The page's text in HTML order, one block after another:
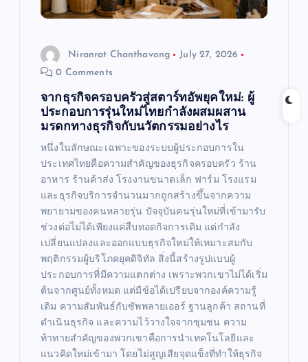
Niranrat Chanthavong
July 27, 2026
0 Comments
จากธุรกิจครอบครัวสู่สตาร์ทอัพยุคใหม่: ผู้
ประกอบการรุ่นใหม่ไทยกำลังผสมผสาน
มรดกทางธุรกิจกับนวัตกรรมอย่างไร
หนึ่งในลักษณะเฉพาะของระบบผู้ประกอบการใน
ประเทศไทยคือความสำคัญของธุรกิจครอบครัว ร้าน
อาหาร ร้านค้าส่ง โรงงานขนาดเล็ก ฟาร์ม โรงแรม
และธุรกิจบริการจำนวนมากถูกสร้างขึ้นจากความ
พยายามของคนหลายรุ่น ปัจจุบันคนรุ่นใหม่ที่เข้ามารับ
ช่วงต่อไม่ได้เพียงแค่สืบทอดกิจการเดิม แต่กำลัง
เปลี่ยนแปลงและออกแบบธุรกิจใหม่ให้เหมาะสมกับ
พฤติกรรมผู้บริโภคยุคดิจิทัล สิ่งนี้สร้างรูปแบบผู้
ประกอบการที่มีความแตกต่าง เพราะพวกเขาไม่ได้เริ่ม
ต้นจากศูนย์ทั้งหมด แต่มีข้อได้เปรียบจากองค์ความรู้
เดิม ความสัมพันธ์กับซัพพลายเออร์ ฐานลูกค้า สถานที่
ดำเนินธุรกิจ และความไว้วางใจจากชุมชน ความ
ท้าทายสำคัญของพวกเขาคือการนำเทคโนโลยีและ
แนวคิดใหม่เข้ามา โดยไม่สูญเสียจุดแข็งที่ทำให้ธุรกิจ